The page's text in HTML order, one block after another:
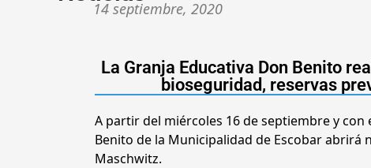
14 septiembre, 2020
La Granja Educativa Don Benito
bioseguridad, reservas
A partir del miércoles 16 de septiembre y
Benito de la Municipalidad de Escobar
Maschwitz.